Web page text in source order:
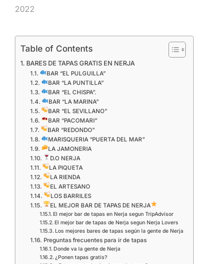
2022
Table of Contents
BARES DE TAPAS GRATIS EN NERJA
BAR “EL PULGUILLA”
BAR “LA PUNTILLA”
BAR “EL CHISPA”.
BAR “LA MARINA”
BAR “EL SEVILLANO”
BAR “PACOMARI”
BAR “REDONDO”
MARISQUERIA “PUERTA DEL MAR”
LA JAMONERIA
D.O NERJA
LA PIQUETA
LA RIENDA
EL ARTESANO
LOS BARRILES
EL MEJOR BAR DE TAPAS DE NERJA
El mejor bar de tapas en Nerja segun TripAdvisor
El mejor bar de tapas de Nerja segun Nerja Lovers
Los mejores bares de tapas según la gente de Nerja
Preguntas frecuentes para ir de tapas
Donde va la gente de Nerja
¿Ponen tapas gratis?